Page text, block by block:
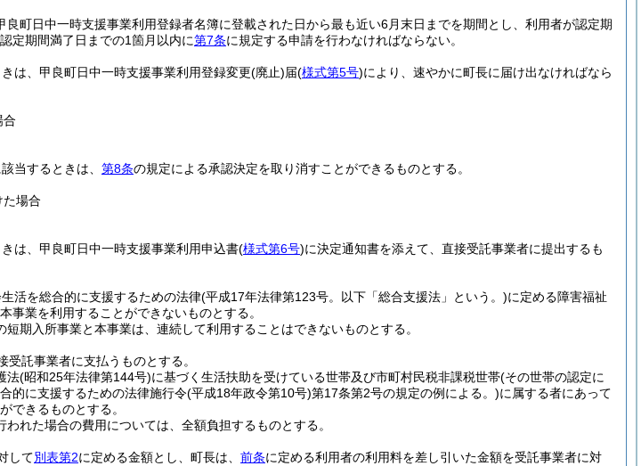
良町日中一時支援事業利用登録者名簿に登載された日から最も近い6月末日までを期間とし、利用者が認定期
定期間満了日までの1箇月以内に第7条に規定する申請を行わなければならない。
は、甲良町日中一時支援事業利用登録変更(廃止)届(様式第5号)により、速やかに町長に届け出なければなら
合
当するときは、 第8条の規定による承認決定を取り消すことができるものとする。
場合
は、甲良町日中一時支援事業利用申込書(様式第6号)に決定通知書を添えて、直接受託事業者に提出するも
活を総合的に支援するための法律(平成17年法律第123号。以下「総合支援法」という。)に定める障害福祉
事業を利用することができないものとする。
期入所事業と本事業は、連続して利用することはできないものとする。
受託事業者に支払うものとする。
法(昭和25年法律第144号)に基づく生活扶助を受けている世帯及び市町村民税非課税世帯(その世帯の認定に
的に支援するための法律施行令(平成18年政令第10号)第17条第2号の規定の例による。)に属する者にあって
できるものとする。
れた場合の費用については、全額負担するものとする。
して別表第2に定める金額とし、町長は、 前条に定める利用者の利用料を差し引いた金額を受託事業者に対